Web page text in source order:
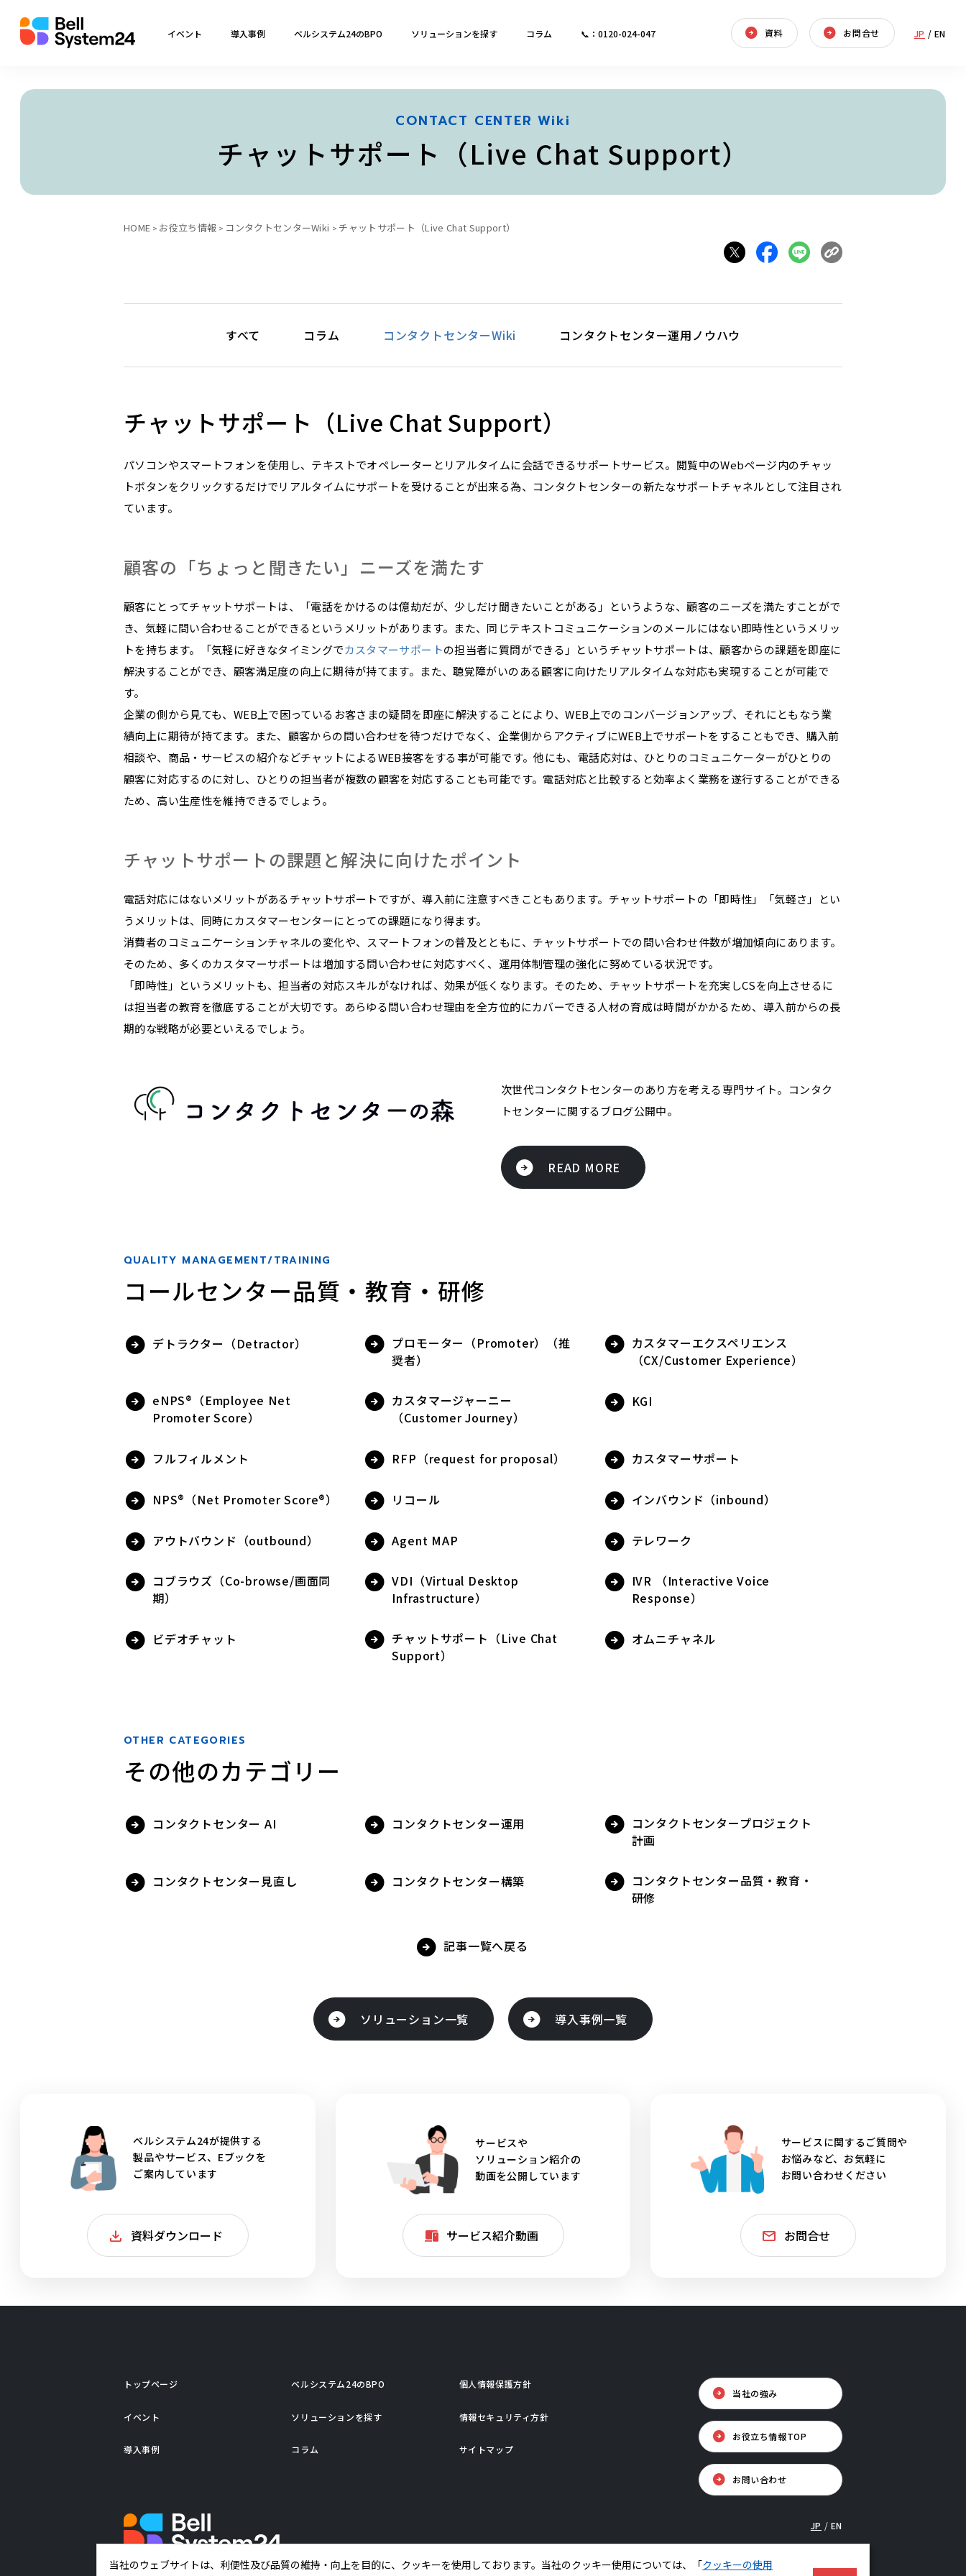
イベント 導入事例 ベルシステム24のBPO ソリューションを探す コラム 📞：0120-024-047 資料 お問合せ JP / EN
CONTACT CENTER Wiki
チャットサポート（Live Chat Support）
HOME お役立ち情報 コンタクトセンターWiki チャットサポート（Live Chat Support）
すべて コラム コンタクトセンターWiki コンタクトセンター運用ノウハウ
チャットサポート（Live Chat Support）
パソコンやスマートフォンを使用し、テキストでオペレーターとリアルタイムに会話できるサポートサービス。閲覧中のWebページ内のチャッ
トボタンをクリックするだけでリアルタイムにサポートを受けることが出来る為、コンタクトセンターの新たなサポートチャネルとして注目され
ています。
顧客の「ちょっと聞きたい」ニーズを満たす
顧客にとってチャットサポートは、「電話をかけるのは億劫だが、少しだけ聞きたいことがある」というような、顧客のニーズを満たすことがで
き、気軽に問い合わせることができるというメリットがあります。また、同じテキストコミュニケーションのメールにはない即時性というメリッ
トを持ちます。「気軽に好きなタイミングでカスタマーサポートの担当者に質問ができる」というチャットサポートは、顧客からの課題を即座に
解決することができ、顧客満足度の向上に期待が持てます。また、聴覚障がいのある顧客に向けたリアルタイムな対応も実現することが可能で
す。
企業の側から見ても、WEB上で困っているお客さまの疑問を即座に解決することにより、WEB上でのコンバージョンアップ、それにともなう業
績向上に期待が持てます。また、顧客からの問い合わせを待つだけでなく、企業側からアクティブにWEB上でサポートをすることもでき、購入前
相談や、商品・サービスの紹介などチャットによるWEB接客をする事が可能です。他にも、電話応対は、ひとりのコミュニケーターがひとりの
顧客に対応するのに対し、ひとりの担当者が複数の顧客を対応することも可能です。電話対応と比較すると効率よく業務を遂行することができる
ため、高い生産性を維持できるでしょう。
チャットサポートの課題と解決に向けたポイント
電話対応にはないメリットがあるチャットサポートですが、導入前に注意すべきこともあります。チャットサポートの「即時性」「気軽さ」とい
うメリットは、同時にカスタマーセンターにとっての課題になり得ます。
消費者のコミュニケーションチャネルの変化や、スマートフォンの普及とともに、チャットサポートでの問い合わせ件数が増加傾向にあります。
そのため、多くのカスタマーサポートは増加する問い合わせに対応すべく、運用体制管理の強化に努めている状況です。
「即時性」というメリットも、担当者の対応スキルがなければ、効果が低くなります。そのため、チャットサポートを充実しCSを向上させるに
は担当者の教育を徹底することが大切です。あらゆる問い合わせ理由を全方位的にカバーできる人材の育成は時間がかかるため、導入前からの長
期的な戦略が必要といえるでしょう。
次世代コンタクトセンターのあり方を考える専門サイト。コンタク
トセンターに関するブログ公開中。
READ MORE
QUALITY MANAGEMENT/TRAINING
コールセンター品質・教育・研修
デトラクター（Detractor）
プロモーター（Promoter）（推
奨者）
カスタマーエクスペリエンス
（CX/Customer Experience）
eNPS®（Employee Net
Promoter Score）
カスタマージャーニー
（Customer Journey）
KGI
フルフィルメント RFP（request for proposal） カスタマーサポート
NPS®（Net Promoter Score®） リコール インバウンド（inbound）
アウトバウンド（outbound） Agent MAP テレワーク
コブラウズ（Co-browse/画面同
期）
VDI（Virtual Desktop
Infrastructure）
IVR （Interactive Voice
Response）
ビデオチャット
チャットサポート（Live Chat
Support）
オムニチャネル
OTHER CATEGORIES
その他のカテゴリー
コンタクトセンター AI コンタクトセンター運用
コンタクトセンタープロジェクト
計画
コンタクトセンター見直し コンタクトセンター構築
コンタクトセンター品質・教育・
研修
記事一覧へ戻る
ソリューション一覧 導入事例一覧
ベルシステム24が提供する
製品やサービス、Eブックを
ご案内しています
資料ダウンロード
サービスや
ソリューション紹介の
動画を公開しています
サービス紹介動画
サービスに関するご質問や
お悩みなど、お気軽に
お問い合わせください
お問合せ
トップページ
イベント
導入事例
ベルシステム24のBPO
ソリューションを探す
コラム
個人情報保護方針
情報セキュリティ方針
サイトマップ
当社の強み
お役立ち情報TOP
お問い合わせ
JP / EN
当社のウェブサイトは、利便性及び品質の維持・向上を目的に、クッキーを使用しております。当社のクッキー使用については、「クッキーの使用